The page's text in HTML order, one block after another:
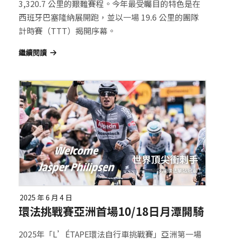
3,320.7 公里的艱難賽程。今年最受矚目的特色是在
西班牙巴塞隆納展開跑，並以一場 19.6 公里的團隊
計時賽（TTT）揭開序幕。
繼續閱讀
2025 年 6 月 4 日
環法挑戰賽亞洲首場10/18日月潭開騎
2025年「L’ÉTAPE環法自行車挑戰賽」亞洲第一場